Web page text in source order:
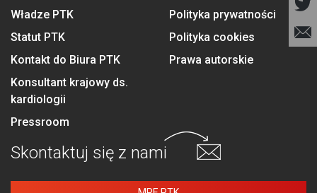
Władze PTK
Statut PTK
Kontakt do Biura PTK
Konsultant krajowy ds.
kardiologii
Pressroom
Polityka prywatności
Polityka cookies
Prawa autorskie
Skontaktuj się z nami